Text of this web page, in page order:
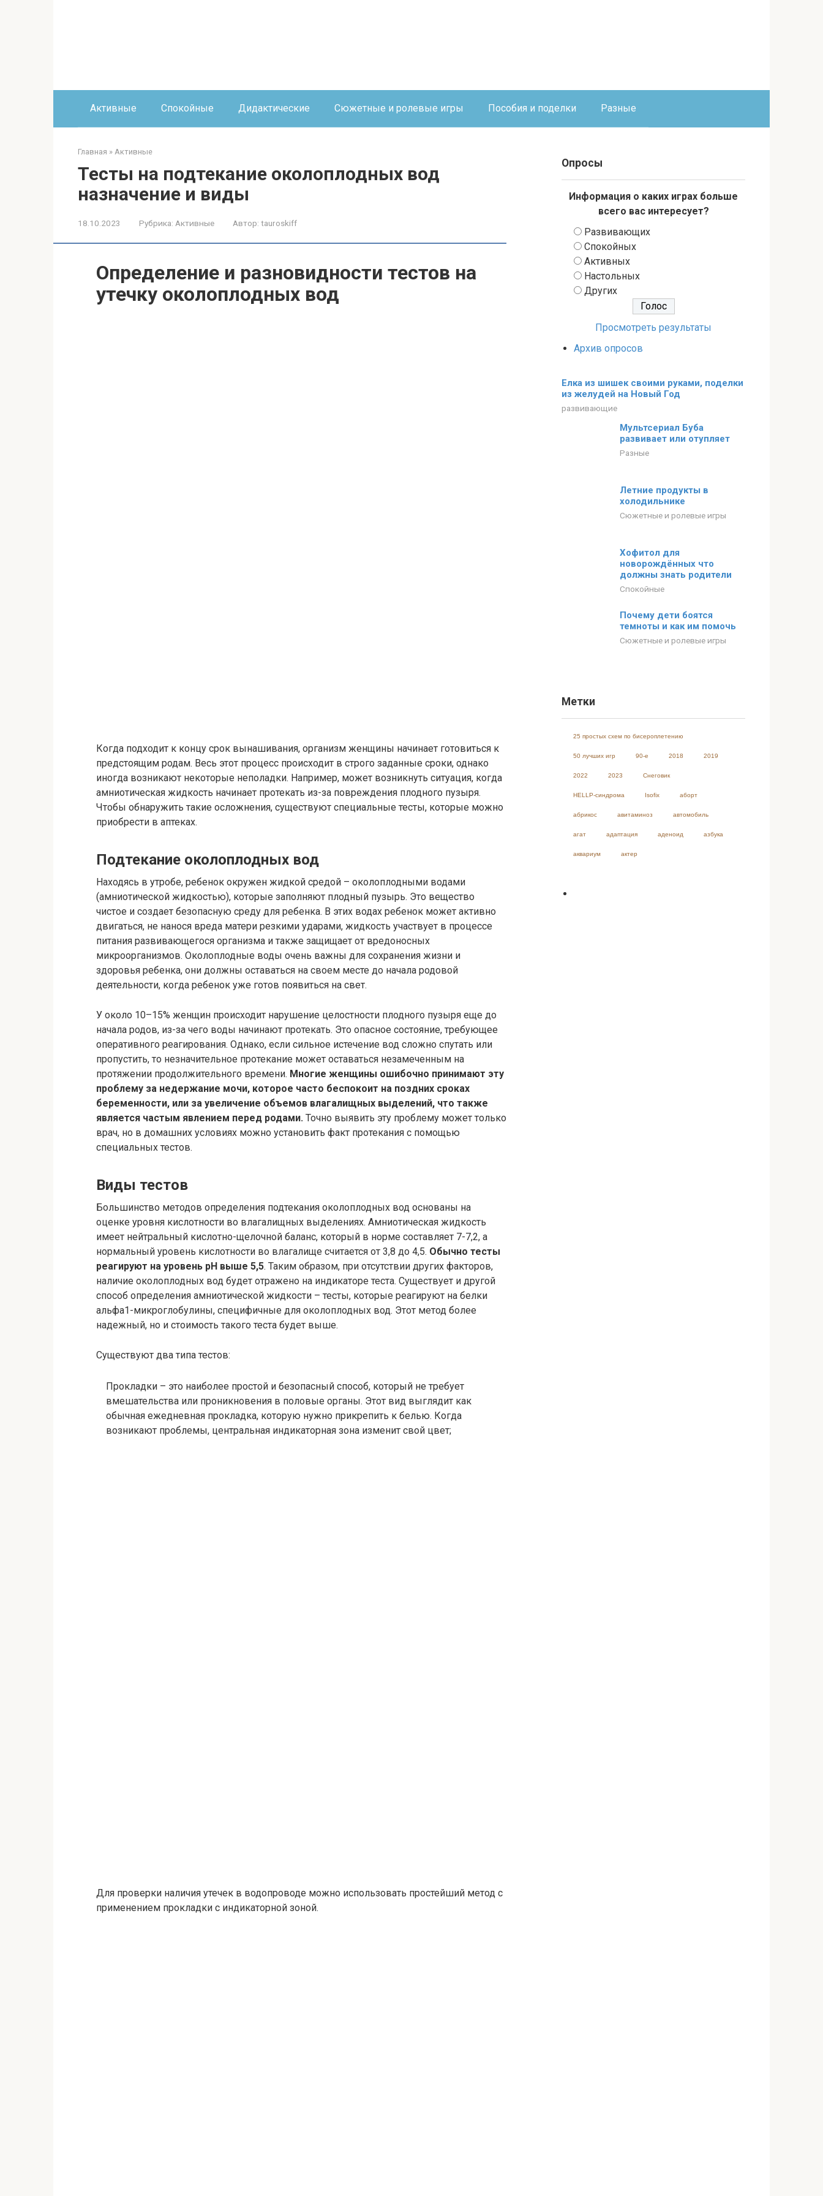
Активные Спокойные Дидактические Сюжетные и ролевые игры Пособия и поделки Разные
Главная » Активные
Тесты на подтекание околоплодных вод
назначение и виды
18.10.2023 Рубрика: Активные Автор: tauroskiff
Определение и разновидности тестов на
утечку околоплодных вод
Когда подходит к концу срок вынашивания, организм женщины начинает готовиться к
предстоящим родам. Весь этот процесс происходит в строго заданные сроки, однако
иногда возникают некоторые неполадки. Например, может возникнуть ситуация, когда
амниотическая жидкость начинает протекать из-за повреждения плодного пузыря.
Чтобы обнаружить такие осложнения, существуют специальные тесты, которые можно
приобрести в аптеках.
Подтекание околоплодных вод
Находясь в утробе, ребенок окружен жидкой средой – околоплодными водами
(амниотической жидкостью), которые заполняют плодный пузырь. Это вещество
чистое и создает безопасную среду для ребенка. В этих водах ребенок может активно
двигаться, не нанося вреда матери резкими ударами, жидкость участвует в процессе
питания развивающегося организма и также защищает от вредоносных
микроорганизмов. Околоплодные воды очень важны для сохранения жизни и
здоровья ребенка, они должны оставаться на своем месте до начала родовой
деятельности, когда ребенок уже готов появиться на свет.
У около 10–15% женщин происходит нарушение целостности плодного пузыря еще до
начала родов, из-за чего воды начинают протекать. Это опасное состояние, требующее
оперативного реагирования. Однако, если сильное истечение вод сложно спутать или
пропустить, то незначительное протекание может оставаться незамеченным на
протяжении продолжительного времени. Многие женщины ошибочно принимают эту
проблему за недержание мочи, которое часто беспокоит на поздних сроках
беременности, или за увеличение объемов влагалищных выделений, что также
является частым явлением перед родами. Точно выявить эту проблему может только
врач, но в домашних условиях можно установить факт протекания с помощью
специальных тестов.
Виды тестов
Большинство методов определения подтекания околоплодных вод основаны на
оценке уровня кислотности во влагалищных выделениях. Амниотическая жидкость
имеет нейтральный кислотно-щелочной баланс, который в норме составляет 7-7,2, а
нормальный уровень кислотности во влагалище считается от 3,8 до 4,5. Обычно тесты
реагируют на уровень рН выше 5,5. Таким образом, при отсутствии других факторов,
наличие околоплодных вод будет отражено на индикаторе теста. Существует и другой
способ определения амниотической жидкости – тесты, которые реагируют на белки
альфа1-микроглобулины, специфичные для околоплодных вод. Этот метод более
надежный, но и стоимость такого теста будет выше.
Существуют два типа тестов:
Прокладки – это наиболее простой и безопасный способ, который не требует
вмешательства или проникновения в половые органы. Этот вид выглядит как
обычная ежедневная прокладка, которую нужно прикрепить к белью. Когда
возникают проблемы, центральная индикаторная зона изменит свой цвет;
Для проверки наличия утечек в водопроводе можно использовать простейший метод с
применением прокладки с индикаторной зоной.
Опросы
Информация о каких играх больше
всего вас интересует?
Развивающих
Спокойных
Активных
Настольных
Других
Просмотреть результаты
Архив опросов
Елка из шишек своими руками, поделки
из желудей на Новый Год
развивающие
Мультсериал Буба
развивает или отупляет
Разные
Летние продукты в
холодильнике
Сюжетные и ролевые игры
Хофитол для
новорождённых что
должны знать родители
Спокойные
Почему дети боятся
темноты и как им помочь
Сюжетные и ролевые игры
Метки
25 простых схем по бисероплетению
50 лучших игр 90-е 2018 2019
2022 2023 Cнеговик
HELLP-синдрома Isofix аборт
абрикос авитаминоз автомобиль
агат адаптация аденоид азбука
аквариум актер